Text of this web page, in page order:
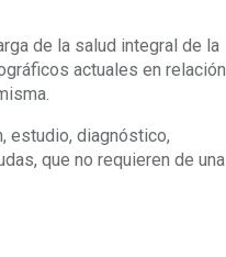
de la salud integral de la
actuales en relación
estudio, diagnóstico,
que no requieren de una